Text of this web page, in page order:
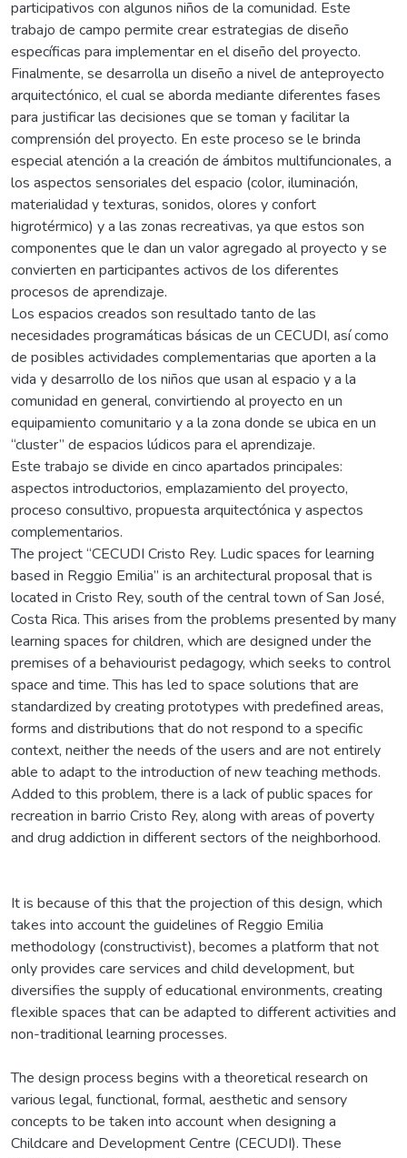
participativos con algunos niños de la comunidad. Este
trabajo de campo permite crear estrategias de diseño
específicas para implementar en el diseño del proyecto.
Finalmente, se desarrolla un diseño a nivel de anteproyecto
arquitectónico, el cual se aborda mediante diferentes fases
para justificar las decisiones que se toman y facilitar la
comprensión del proyecto. En este proceso se le brinda
especial atención a la creación de ámbitos multifuncionales, a
los aspectos sensoriales del espacio (color, iluminación,
materialidad y texturas, sonidos, olores y confort
higrotérmico) y a las zonas recreativas, ya que estos son
componentes que le dan un valor agregado al proyecto y se
convierten en participantes activos de los diferentes
procesos de aprendizaje.
Los espacios creados son resultado tanto de las
necesidades programáticas básicas de un CECUDI, así como
de posibles actividades complementarias que aporten a la
vida y desarrollo de los niños que usan al espacio y a la
comunidad en general, convirtiendo al proyecto en un
equipamiento comunitario y a la zona donde se ubica en un
“cluster” de espacios lúdicos para el aprendizaje.
Este trabajo se divide en cinco apartados principales:
aspectos introductorios, emplazamiento del proyecto,
proceso consultivo, propuesta arquitectónica y aspectos
complementarios.
The project “CECUDI Cristo Rey. Ludic spaces for learning
based in Reggio Emilia” is an architectural proposal that is
located in Cristo Rey, south of the central town of San José,
Costa Rica. This arises from the problems presented by many
learning spaces for children, which are designed under the
premises of a behaviourist pedagogy, which seeks to control
space and time. This has led to space solutions that are
standardized by creating prototypes with predefined areas,
forms and distributions that do not respond to a specific
context, neither the needs of the users and are not entirely
able to adapt to the introduction of new teaching methods.
Added to this problem, there is a lack of public spaces for
recreation in barrio Cristo Rey, along with areas of poverty
and drug addiction in different sectors of the neighborhood.
It is because of this that the projection of this design, which
takes into account the guidelines of Reggio Emilia
methodology (constructivist), becomes a platform that not
only provides care services and child development, but
diversifies the supply of educational environments, creating
flexible spaces that can be adapted to different activities and
non-traditional learning processes.
The design process begins with a theoretical research on
various legal, functional, formal, aesthetic and sensory
concepts to be taken into account when designing a
Childcare and Development Centre (CECUDI). These